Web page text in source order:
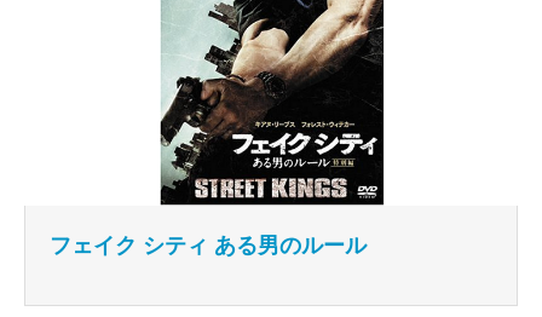
フェイク シティ ある男のルール